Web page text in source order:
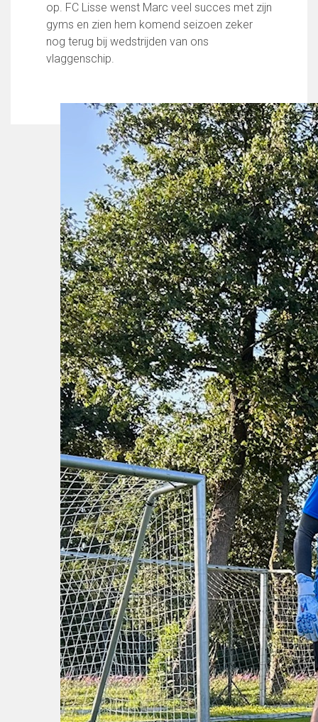
Maatschappelijke bijdrage
Steun bij contributie
Support Casper
Onze vrijwilligers en ereleden
Vertrouwenspersonen
Financieel contactpersoon
Ruimte reserveren/huren
VOLG ONS OP:
op. FC Lisse wenst Marc veel succes met zijn
gyms en zien hem komend seizoen zeker
nog terug bij wedstrijden van ons
vlaggenschip.